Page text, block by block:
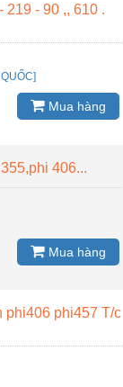
219 - 90 ,, 610 .
Mua hàng
406...
Mua hàng
phi406 phi457 T/c